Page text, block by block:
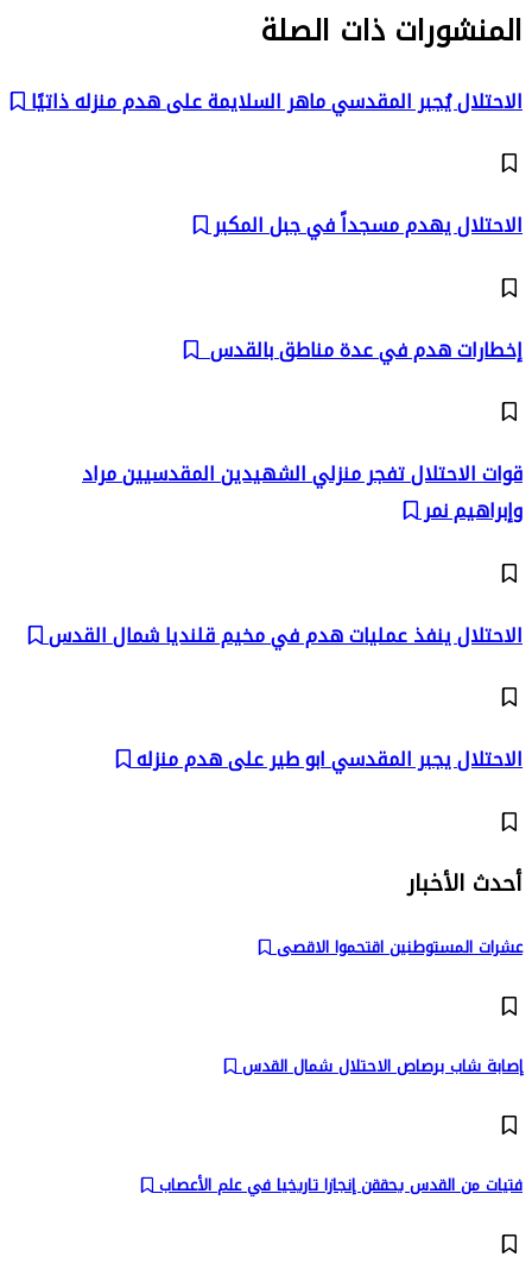
المنشورات ذات الصلة
الاحتلال يُجبر المقدسي ماهر السلايمة على هدم منزله ذاتيًا
الاحتلال يهدم مسجداً في جبل المكبر
إخطارات هدم في عدة مناطق بالقدس
قوات الاحتلال تفجر منزلي الشهيدين المقدسيين مراد
وإبراهيم نمر
الاحتلال ينفذ عمليات هدم في مخيم قلنديا شمال القدس
الاحتلال يجبر المقدسي ابو طير على هدم منزله
أحدث الأخبار
عشرات المستوطنين اقتحموا الاقصى
إصابة شاب برصاص الاحتلال شمال القدس
فتيات من القدس يحققن إنجازا تاريخيا في علم الأعصاب